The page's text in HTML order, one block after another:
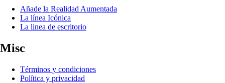
Añade la Realidad Aumentada
La línea Icónica
La linea de escritorio
Misc
Términos y condiciones
Política y privacidad